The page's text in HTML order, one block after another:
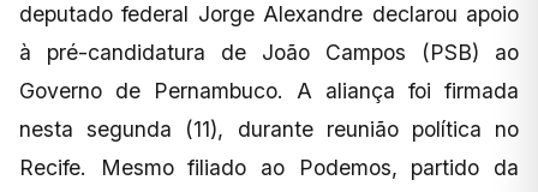
deputado federal Jorge Alexandre declarou apoio
à pré-candidatura de João Campos (PSB) ao
Governo de Pernambuco. A aliança foi firmada
nesta segunda (11), durante reunião política no
Recife. Mesmo filiado ao Podemos, partido da